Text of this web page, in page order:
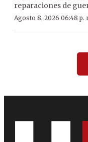
reparaciones de
Agosto 8, 2026 06:48 p.